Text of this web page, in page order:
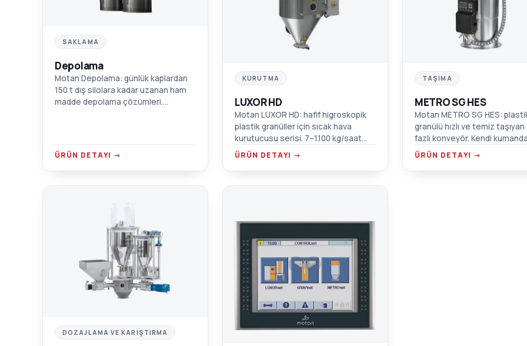
SAKLAMA
Depolama
Motan Depolama: günlük kaplardan
150 t dış silolara kadar uzanan ham
madde depolama çözümleri.
ÜRÜN DETAYI →
KURUTMA
LUXOR HD
Motan LUXOR HD: hafif higroskopik
plastik granüller için sıcak hava
kurutucusu serisi. 7–1.100 kg/saat
debi, komple yalıtımlı, ±1 °C tolerans.
ÜRÜN DETAYI →
TAŞIMA
METRO SG HES
Motan METRO SG HES:
granülü hızlı ve temiz
fazlı konveyör. Kendi
malzeme gereksinimini
çalışma.
ÜRÜN DETAYI →
SP
DOZAJLAMA VE KARIŞTIRMA
CO